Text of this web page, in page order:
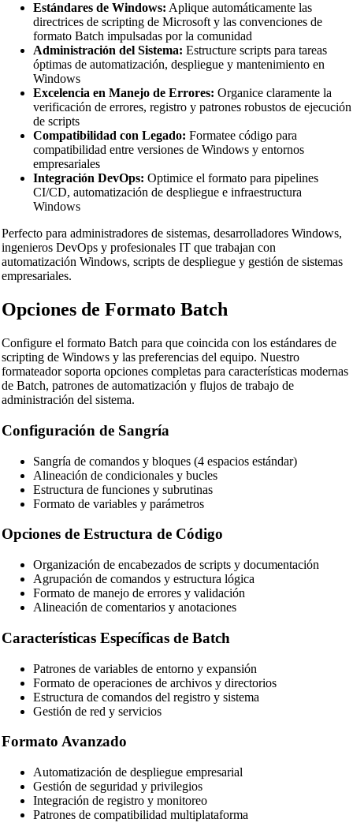
📝 Formateadores y Embellecedores de Código
🔧 HERRAMIENTAS
HTML Beautifier
CSS Beautifier
JavaScript Beautifier
TypeScript Beautifier
JSX Beautifier
Vue Beautifier
SCSS Beautifier
JSON Beautifier
Estándares de Windows: Aplique automáticamente las
directrices de scripting de Microsoft y las convenciones de
formato Batch impulsadas por la comunidad
Administración del Sistema: Estructure scripts para tareas
óptimas de automatización, despliegue y mantenimiento en
Windows
Excelencia en Manejo de Errores: Organice claramente la
verificación de errores, registro y patrones robustos de ejecución
de scripts
Compatibilidad con Legado: Formatee código para
compatibilidad entre versiones de Windows y entornos
empresariales
Integración DevOps: Optimice el formato para pipelines
CI/CD, automatización de despliegue e infraestructura
Windows
Perfecto para administradores de sistemas, desarrolladores Windows,
ingenieros DevOps y profesionales IT que trabajan con
automatización Windows, scripts de despliegue y gestión de sistemas
empresariales.
Opciones de Formato Batch
Configure el formato Batch para que coincida con los estándares de
scripting de Windows y las preferencias del equipo. Nuestro
formateador soporta opciones completas para características modernas
de Batch, patrones de automatización y flujos de trabajo de
administración del sistema.
Configuración de Sangría
Sangría de comandos y bloques (4 espacios estándar)
Alineación de condicionales y bucles
Estructura de funciones y subrutinas
Formato de variables y parámetros
Opciones de Estructura de Código
Organización de encabezados de scripts y documentación
Agrupación de comandos y estructura lógica
Formato de manejo de errores y validación
Alineación de comentarios y anotaciones
Características Específicas de Batch
Patrones de variables de entorno y expansión
Formato de operaciones de archivos y directorios
Estructura de comandos del registro y sistema
Gestión de red y servicios
Formato Avanzado
Automatización de despliegue empresarial
Gestión de seguridad y privilegios
Integración de registro y monitoreo
Patrones de compatibilidad multiplataforma